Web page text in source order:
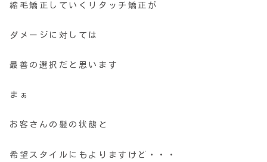
縮毛矯正していくリタッチ矯正が
ダメージに対しては
最善の選択だと思います
まぁ
お客さんの髪の状態と
希望スタイルにもよりますけど・・・